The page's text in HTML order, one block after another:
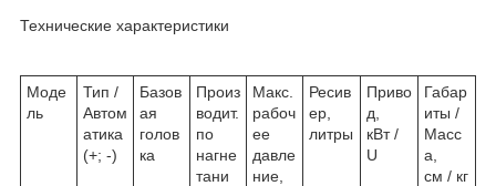
Технические характеристики
Моде
ль
Тип /
Автом
атика
(+; -)
Базов
ая
голов
ка
Произ
водит.
по
нагне
тани
Макс.
рабоч
ее
давле
ние,
Ресив
ер,
литры
Приво
д,
кВт /
U
Габар
иты /
Масс
а,
см / кг